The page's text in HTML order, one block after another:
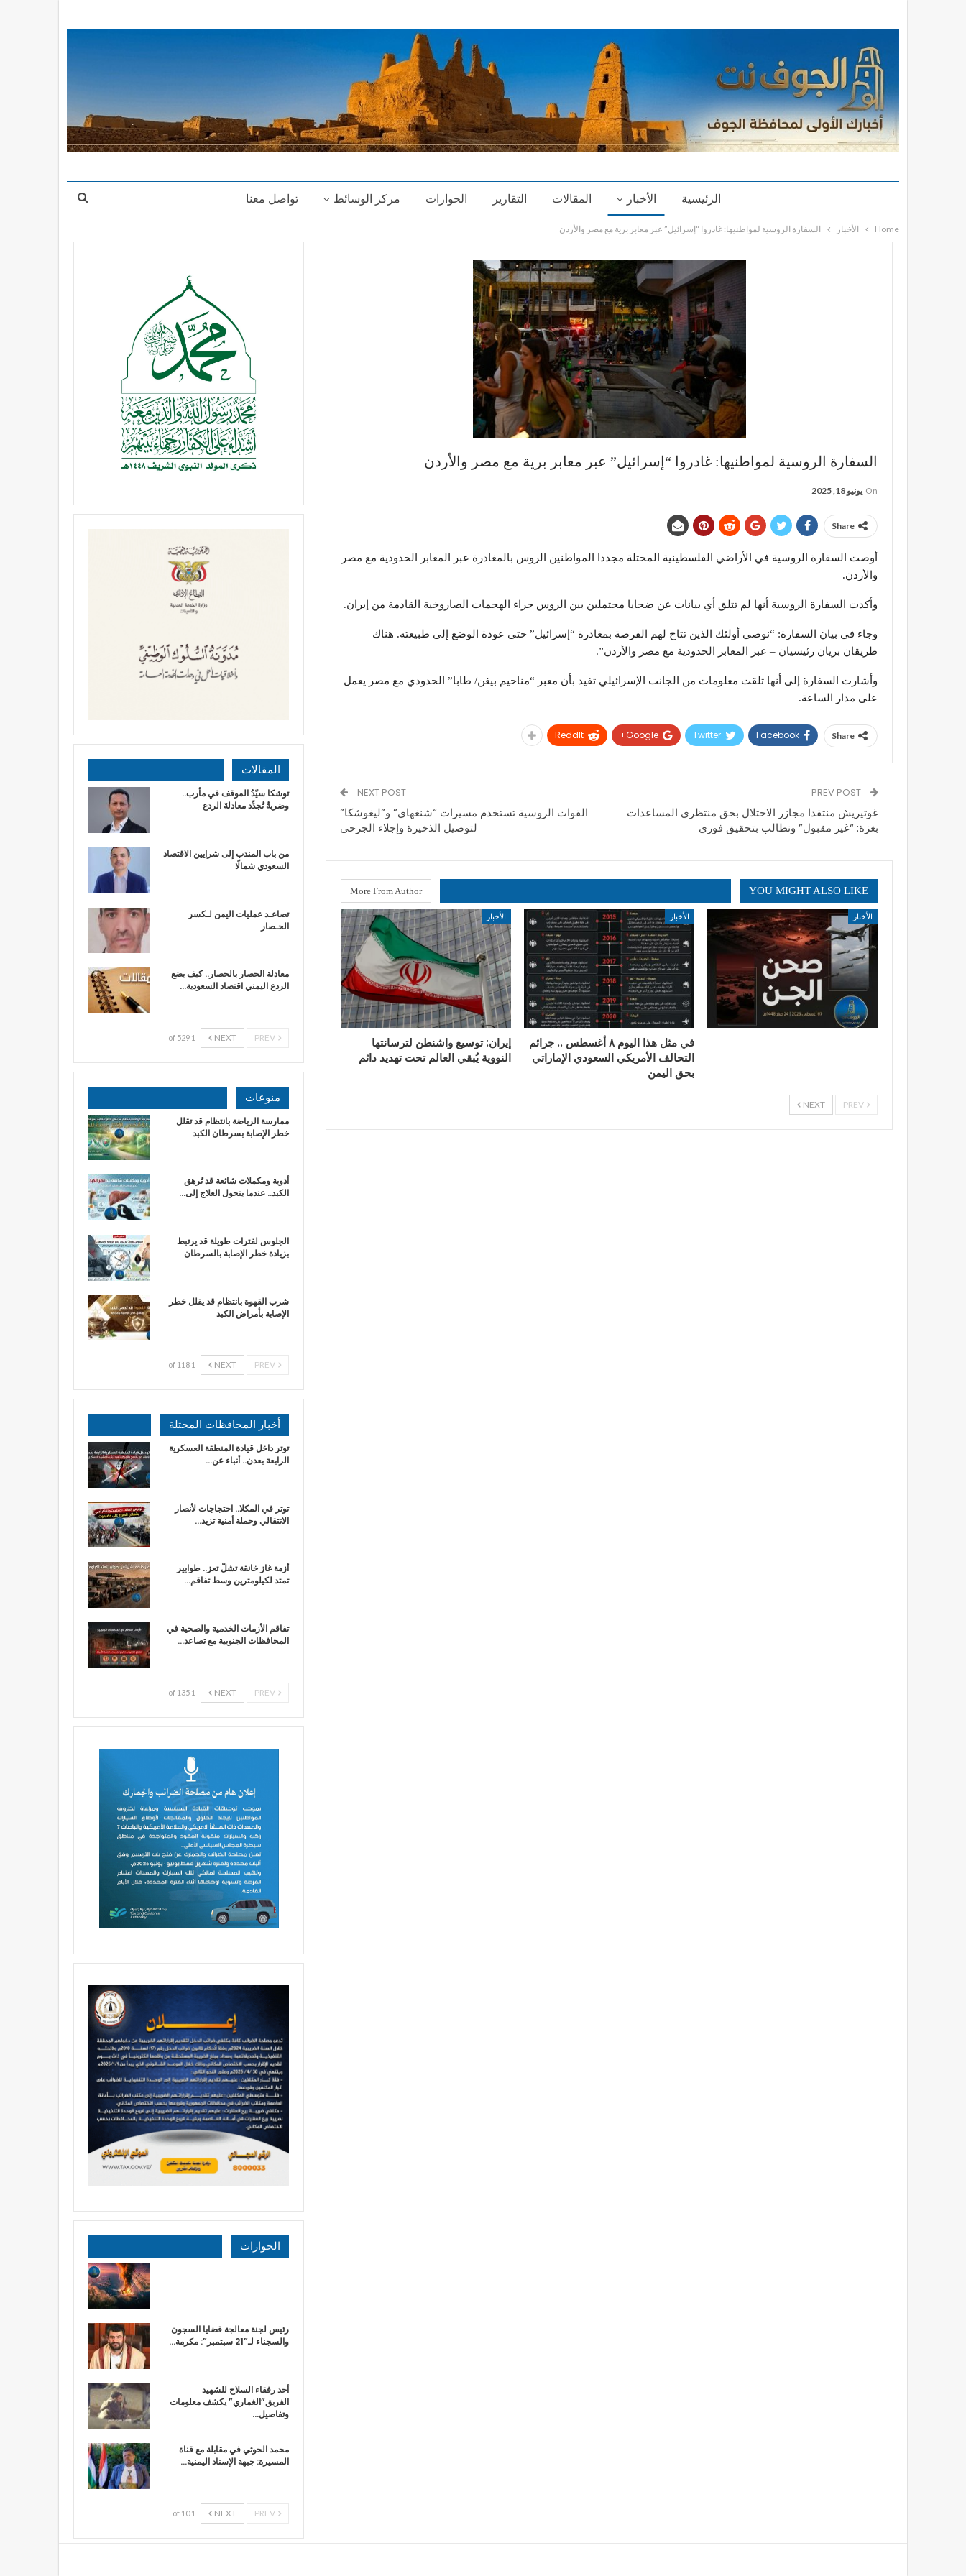
الرئيسية الأخبار المقالات التقارير الحوارات مركز الوسائط تواصل معنا
Home الأخبار السفارة الروسية لمواطنيها: غادروا “إسرائيل” عبر معابر برية مع مصر والأردن
السفارة الروسية لمواطنيها: غادروا “إسرائيل” عبر معابر برية مع مصر والأردن
On يونيو 18, 2025
Share
أوصت السفارة الروسية في الأراضي الفلسطينية المحتلة مجددا المواطنين الروس بالمغادرة عبر المعابر الحدودية مع مصر
والأردن.
وأكدت السفارة الروسية أنها لم تتلق أي بيانات عن ضحايا محتملين بين الروس جراء الهجمات الصاروخية القادمة من إيران.
وجاء في بيان السفارة: “نوصي أولئك الذين تتاح لهم الفرصة بمغادرة “إسرائيل” حتى عودة الوضع إلى طبيعته. هناك
طريقان بريان رئيسيان – عبر المعابر الحدودية مع مصر والأردن”.
وأشارت السفارة إلى أنها تلقت معلومات من الجانب الإسرائيلي تفيد بأن معبر “مناحيم بيغن/ طابا” الحدودي مع مصر يعمل
على مدار الساعة.
Share
Facebook
Twitter
Google+
ReddIt
غوتيريش منتقدا مجازر الاحتلال بحق منتظري المساعدات
بغزة: “غير مقبول” ونطالب بتحقيق فوري
NEXT POST
القوات الروسية تستخدم مسيرات “شنغهاي” و”ليغوشكا”
لتوصيل الذخيرة وإجلاء الجرحى
YOU MIGHT ALSO LIKE
More From Author
الأخبار الأخبار
في مثل هذا اليوم ٨ أغسطس .. جرائم
التحالف الأمريكي السعودي الإماراتي
بحق اليمن
الأخبار
إيران: توسيع واشنطن لترسانتها
النووية يُبقي العالم تحت تهديد دائم
NEXT
المقالات
توشكا سيّدُ الموقف في مأرب..
وضربةٌ تُجدِّد معادلةَ الردع
من باب المندب إلى شرايين الاقتصاد
السعودي شمالًا
تصاعـد عمليات اليمن لـكسر
الحـصار
معادلة الحصار بالحصار.. كيف يضع
الردع اليمني اقتصاد السعودية…
NEXT
1 of 529
منوعات
ممارسة الرياضة بانتظام قد تقلل
خطر الإصابة بسرطان الكبد
أدوية ومكملات شائعة قد تُرهق
الكبد.. عندما يتحول العلاج إلى…
الجلوس لفترات طويلة قد يرتبط
بزيادة خطر الإصابة بالسرطان
شرب القهوة بانتظام قد يقلل خطر
الإصابة بأمراض الكبد
NEXT
1 of 118
أخبار المحافظات المحتلة
توتر داخل قيادة المنطقة العسكرية
الرابعة بعدن.. أنباء عن…
توتر في المكلا.. احتجاجات لأنصار
الانتقالي وحملة أمنية تزيد…
أزمة غاز خانقة تشلّ تعز.. طوابير
تمتد لكيلومترين وسط تفاقم…
تفاقم الأزمات الخدمية والصحية في
المحافظات الجنوبية مع تصاعد…
NEXT
1 of 135
الحوارات
رئيس لجنة معالجة قضايا السجون
والسجناء لـ”21 سبتمبر”: مكرمة…
أحد رفقاء السلاح للشهيد
الفريق”الغماري” يكشف معلومات
وتفاصيل…
محمد الحوثي في مقابلة مع قناة
المسيرة: جبهة الإسناد اليمنية…
NEXT
1 of 10